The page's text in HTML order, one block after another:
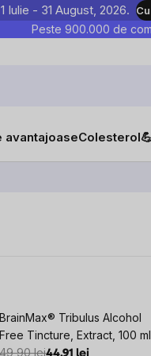
- 31 August, 2026.
Peste 900.000 de
avantajoaseColesterol
BrainMax® Tribulus Alcohol
Free Tincture, Extract, 100 ml
49,90 lei